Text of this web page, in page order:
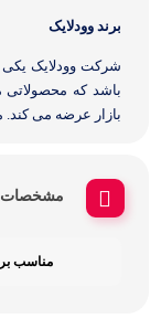
برند وودلایک
شرکت وودلایک یکی
باشد که محصولاتی
بازار عرضه می
مشخصات
مناسب